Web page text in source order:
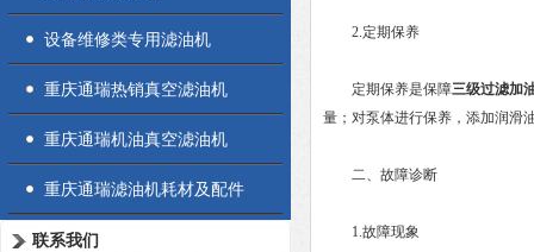
设备维修类专用滤油机
重庆通瑞热销真空滤油机
重庆通瑞机油真空滤油机
重庆通瑞滤油机耗材及配件
联系我们
2.定期保养
定期保养是保障三级过滤加
量；对泵体进行保养，添加润滑
二、故障诊断
1.故障现象